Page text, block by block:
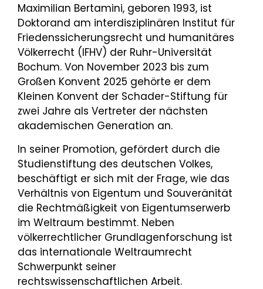
Maximilian Bertamini, geboren 1993, ist
Doktorand am interdisziplinären Institut für
Friedenssicherungsrecht und humanitäres
Völkerrecht (IFHV) der Ruhr-Universität
Bochum. Von November 2023 bis zum
Großen Konvent 2025 gehörte er dem
Kleinen Konvent der Schader-Stiftung für
zwei Jahre als Vertreter der nächsten
akademischen Generation an.
In seiner Promotion, gefördert durch die
Studienstiftung des deutschen Volkes,
beschäftigt er sich mit der Frage, wie das
Verhältnis von Eigentum und Souveränität
die Rechtmäßigkeit von Eigentumserwerb
im Weltraum bestimmt. Neben
völkerrechtlicher Grundlagenforschung ist
das internationale Weltraumrecht
Schwerpunkt seiner
rechtswissenschaftlichen Arbeit.